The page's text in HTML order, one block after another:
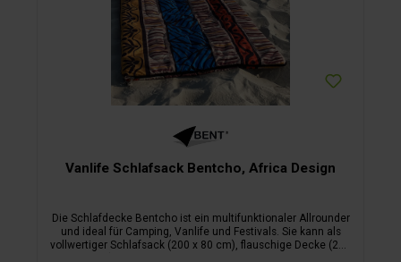
Vanlife Schlafsack Bentcho, Africa Design
Die Schlafdecke Bentcho ist ein multifunktionaler Allrounder
und ideal für Camping, Vanlife und Festivals. Sie kann als
vollwertiger Schlafsack (200 x 80 cm), flauschige Decke (200